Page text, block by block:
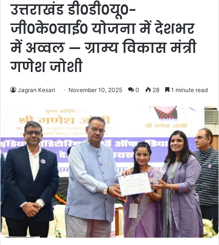
उत्तराखंड डी०डी०यू०-
जी०के०वाई० योजना में देशभर
में अव्वल — ग्राम्य विकास मंत्री
गणेश जोशी
Jagran Kesari November 10, 2025 0 28 1 minute read